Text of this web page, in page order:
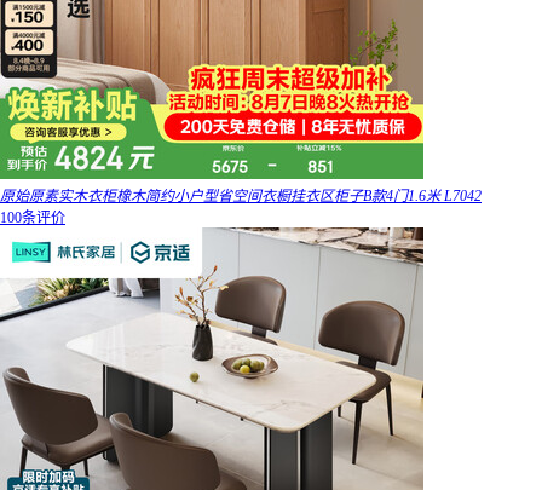
原始原素实木衣柜橡木简约小户型省空间衣橱挂衣区柜子B款4门1.6米 L7042
100条评价